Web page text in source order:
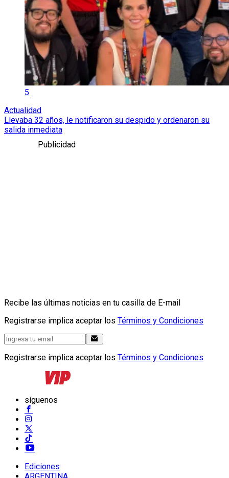
5
Actualidad
Llevaba 32 años, le notificaron su despido y ordenaron su
salida inmediata
Publicidad
Recibe las últimas noticias en tu casilla de E-mail
Registrarse implica aceptar los Términos y Condiciones
Registrarse implica aceptar los Términos y Condiciones
síguenos
Ediciones